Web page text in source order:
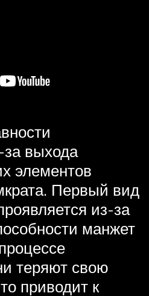
выхода
элементов
Первый вид
из-за
манжет
теряют свою
приводит к